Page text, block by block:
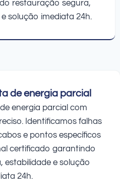
restauração segura,
solução imediata 24h.
de energia parcial
energia parcial com
Identificamos falhas
e pontos específicos
certificado garantindo
estabilidade e solução
24h.